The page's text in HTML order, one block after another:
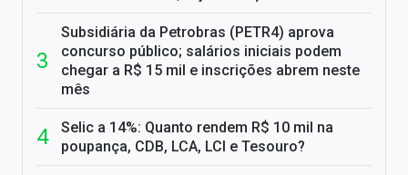
Subsidiária da Petrobras (PETR4) aprova
concurso público; salários iniciais podem
chegar a R$ 15 mil e inscrições abrem neste
mês
Selic a 14%: Quanto rendem R$ 10 mil na
poupança, CDB, LCA, LCI e Tesouro?